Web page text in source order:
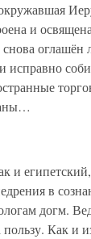
и
снова
исправно
и
в
догм.
Как и